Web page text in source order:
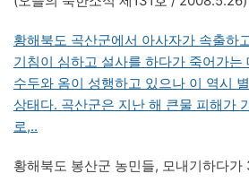
황해북도 곡산군에서 아사자가 속출하
기침이 심하고 설사를 하다가 죽어가는
수두와 옴이 성행하고 있으나 이 역시
상태다. 곡산군은 지난 해 큰물 피해가
로,..
황해북도 봉산군 농민들, 모내기하다